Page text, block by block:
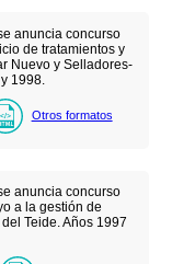
anuncia concurso
de tratamientos y
Nuevo y Selladores-
1998.
Otros formatos
anuncia concurso
a la gestión de
Teide. Años 1997